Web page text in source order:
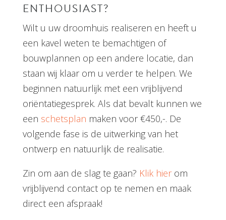
ENTHOUSIAST?
Wilt u uw droomhuis realiseren en heeft u
een kavel weten te bemachtigen of
bouwplannen op een andere locatie, dan
staan wij klaar om u verder te helpen. We
beginnen natuurlijk met een vrijblijvend
oriëntatiegesprek. Als dat bevalt kunnen we
een schetsplan maken voor €450,-. De
volgende fase is de uitwerking van het
ontwerp en natuurlijk de realisatie.
Zin om aan de slag te gaan? Klik hierom
vrijblijvend contact op te nemen en maak
direct een afspraak!